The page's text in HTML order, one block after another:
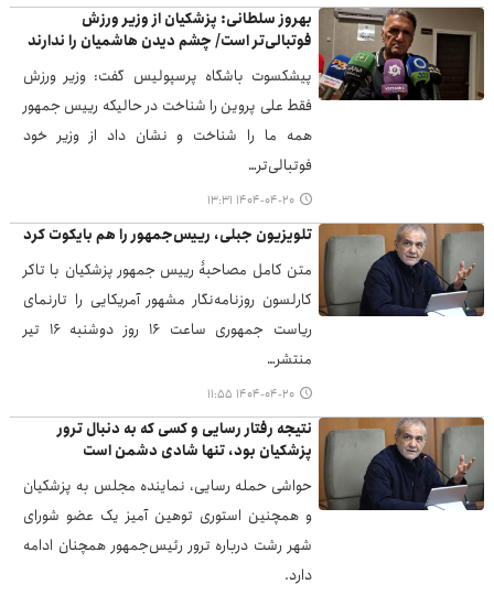
بهروز سلطانی: پزشکیان از وزیر ورزش
فوتبالی‌تر است/ چشم دیدن هاشمیان را ندارند
پیشکسوت باشگاه پرسپولیس گفت: وزیر ورزش
فقط علی پروین را شناخت در حالیکه رییس جمهور
همه ما را شناخت و نشان داد از وزیر خود
فوتبالی‌تر…
۱۴۰۴-۰۴-۲۰ ۱۳:۳۱
تلویزیون جبلی، رییس‌جمهور را هم بایکوت کرد
متن کامل مصاحبۀ رییس جمهور پزشکیان با تاکر
کارلسون روزنامه‌نگار مشهور آمریکایی را تارنمای
ریاست جمهوری ساعت ۱۶ روز دوشنبه ۱۶ تیر
منتشر…
۱۴۰۴-۰۴-۲۰ ۱۱:۵۵
نتیجه رفتار رسایی و کسی که به دنبال ترور
پزشکیان بود، تنها شادی دشمن است
حواشی حمله رسایی، نماینده مجلس به پزشکیان
و همچنین استوری توهین آمیز یک عضو شورای
شهر رشت درباره ترور رئیس‌جمهور همچنان ادامه
دارد.